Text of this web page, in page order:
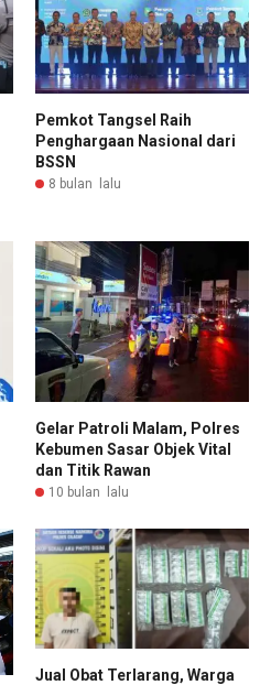
Pemkot Tangsel Raih
Penghargaan Nasional dari
BSSN
8 bulan lalu
Gelar Patroli Malam, Polres
Kebumen Sasar Objek Vital
dan Titik Rawan
10 bulan lalu
Jual Obat Terlarang, Warga